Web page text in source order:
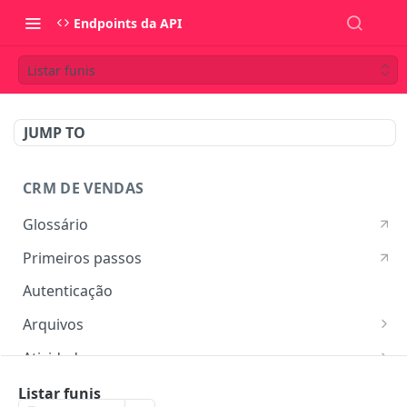
Endpoints da API
Listar funis
JUMP TO
CRM DE VENDAS
Glossário
Primeiros passos
Autenticação
Arquivos
Listar arquivos
Ver detalhes do arquivo
Atividades
Listar atividades
Campos customizados
Listar funis